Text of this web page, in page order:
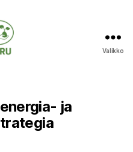
Valikko
energia- ja